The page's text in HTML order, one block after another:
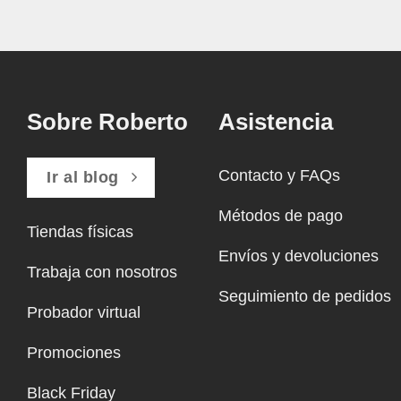
Sobre Roberto
Ir al blog
Tiendas físicas
Trabaja con nosotros
Probador virtual
Promociones
Black Friday
Asistencia
Contacto y FAQs
Métodos de pago
Envíos y devoluciones
Seguimiento de pedidos